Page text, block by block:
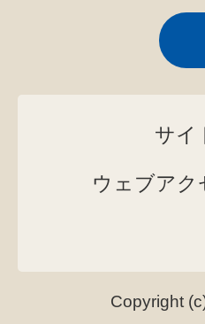
サイ
ウェブアク
Copyright